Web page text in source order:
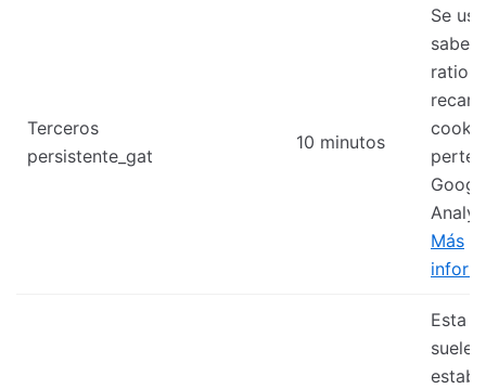
Terceros
persistente_gat
10 minutos
Se
saber
ratio
cookie
Más
Esta
suele